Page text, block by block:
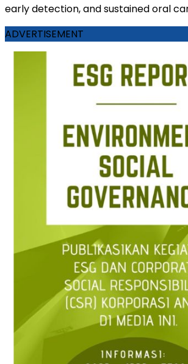
early detection, and sustained oral
ADVERTISEMENT